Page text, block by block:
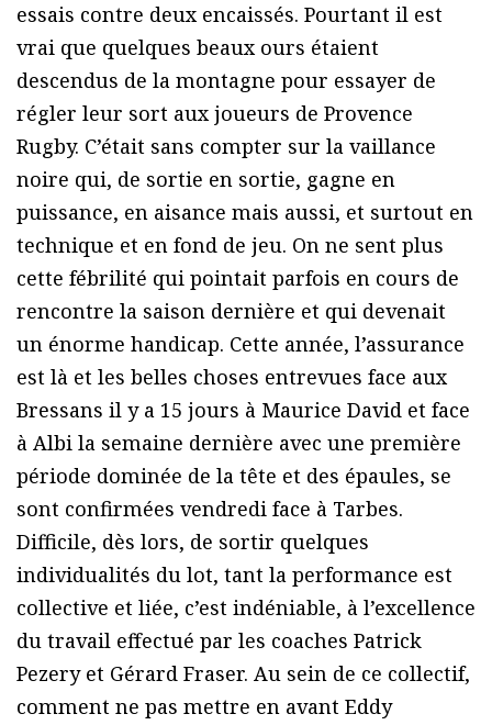
essais contre deux encaissés. Pourtant il est
vrai que quelques beaux ours étaient
descendus de la montagne pour essayer de
régler leur sort aux joueurs de Provence
Rugby. C’était sans compter sur la vaillance
noire qui, de sortie en sortie, gagne en
puissance, en aisance mais aussi, et surtout en
technique et en fond de jeu. On ne sent plus
cette fébrilité qui pointait parfois en cours de
rencontre la saison dernière et qui devenait
un énorme handicap. Cette année, l’assurance
est là et les belles choses entrevues face aux
Bressans il y a 15 jours à Maurice David et face
à Albi la semaine dernière avec une première
période dominée de la tête et des épaules, se
sont confirmées vendredi face à Tarbes.
Difficile, dès lors, de sortir quelques
individualités du lot, tant la performance est
collective et liée, c’est indéniable, à l’excellence
du travail effectué par les coaches Patrick
Pezery et Gérard Fraser. Au sein de ce collectif,
comment ne pas mettre en avant Eddy